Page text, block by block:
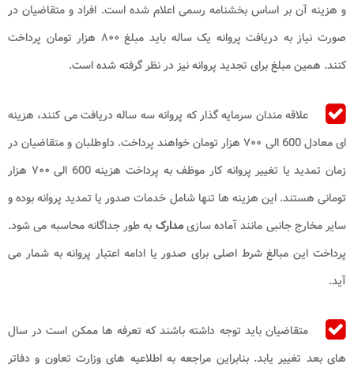
و هزینه آن بر اساس بخشنامه رسمی اعلام شده است. افراد و متقاضیان در
صورت نیاز به دریافت پروانه یک ساله باید مبلغ ۸۰۰ هزار تومان پرداخت
کنند. همین مبلغ برای تجدید پروانه نیز در نظر گرفته شده است.
علاقه مندان سرمایه گذار که پروانه سه ساله دریافت می کنند، هزینه
ای معادل 600 الی ۷۰۰ هزار تومان خواهند پرداخت. داوطلبان و متقاضیان در
زمان تمدید یا تغییر پروانه کار موظف به پرداخت هزینه 600 الی ۷۰۰ هزار
تومانی هستند. این هزینه ها تنها شامل خدمات صدور یا تمدید پروانه بوده و
سایر مخارج جانبی مانند آماده سازیمدارک به طور جداگانه محاسبه می شود.
پرداخت این مبالغ شرط اصلی برای صدور یا ادامه اعتبار پروانه به شمار می
آید.
متقاضیان باید توجه داشته باشند که تعرفه ها ممکن است در سال
های بعد تغییر یابد. بنابراین مراجعه به اطلاعیه های وزارت تعاون و دفاتر